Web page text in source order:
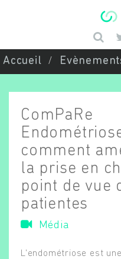
Accueil
ComPaRe
comment
la prise en
point de vue
patientes
Média
L'endométriose est